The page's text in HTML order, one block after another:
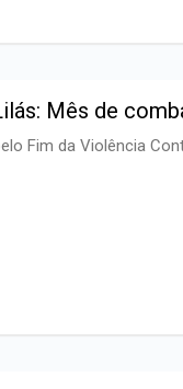
Mês de
Fim da Violência